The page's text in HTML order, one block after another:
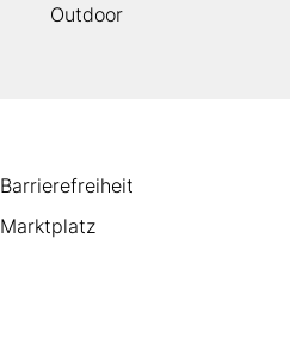
Outdoor
Barrierefreiheit
Marktplatz